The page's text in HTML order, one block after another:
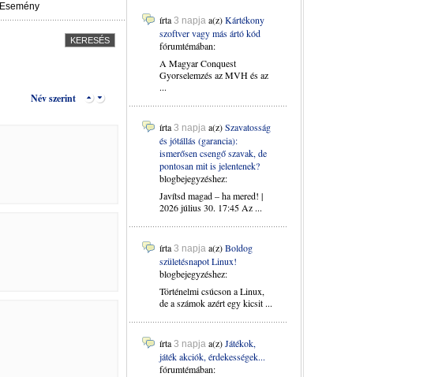
Esemény
Név szerint
írta 3 napja a(z)Kártékony
szoftver vagy más ártó kód
fórumtémában:
A Magyar Conquest
Gyorselemzés az MVH és az
...
írta 3 napja a(z)Szavatosság
és jótállás (garancia):
ismerősen csengő szavak, de
pontosan mit is jelentenek?
blogbejegyzéshez:
Javítsd magad – ha mered! |
2026 július 30. 17:45 Az ...
írta 3 napja a(z)Boldog
születésnapot Linux!
blogbejegyzéshez:
Történelmi csúcson a Linux,
de a számok azért egy kicsit ...
írta 3 napja a(z)Játékok,
játék akciók, érdekességek...
fórumtémában: